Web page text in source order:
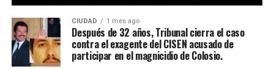
CIUDAD 1 mes ago
Después de 32 años, Tribunal cierra el caso
contra el exagente del CISEN acusado de
participar en el magnicidio de Colosio.